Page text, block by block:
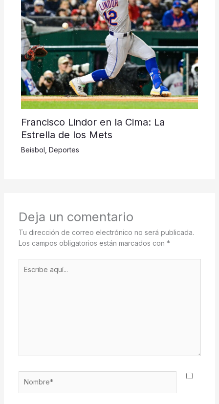
Francisco Lindor en la Cima: La
Estrella de los Mets
Beisbol Deportes
Deja un comentario
Tu dirección de correo electrónico no será publicada.
Los campos obligatorios están marcados con *
aquí...